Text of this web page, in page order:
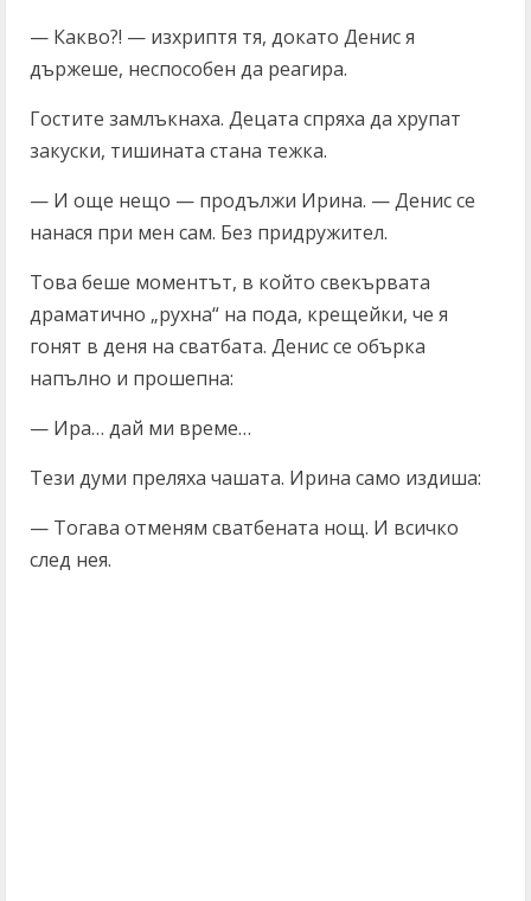
— Какво?! — изхриптя тя, докато Денис я
държеше, неспособен да реагира.
Гостите замлъкнаха. Децата спряха да хрупат
закуски, тишината стана тежка.
— И още нещо — продължи Ирина. — Денис се
нанася при мен сам. Без придружител.
Това беше моментът, в който свекървата
драматично „рухна“ на пода, крещейки, че я
гонят в деня на сватбата. Денис се обърка
напълно и прошепна:
— Ира… дай ми време…
Тези думи преляха чашата. Ирина само издиша:
— Тогава отменям сватбената нощ. И всичко
след нея.